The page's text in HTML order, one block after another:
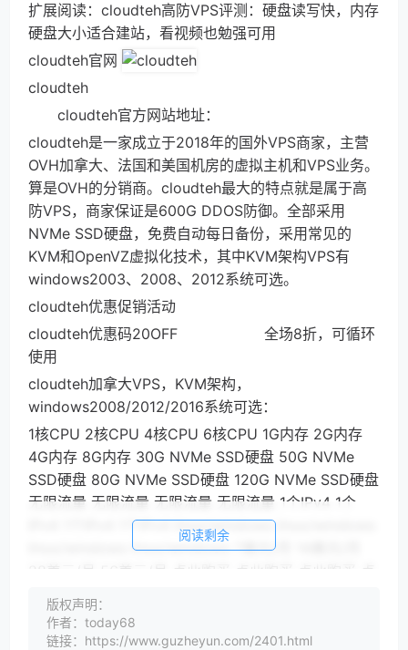
扩展阅读：cloudteh高防VPS评测：硬盘读写快，内存
硬盘大小适合建站，看视频也勉强可用
cloudteh官网
cloudteh
cloudteh官方网站地址：
cloudteh是一家成立于2018年的国外VPS商家，主营
OVH加拿大、法国和美国机房的虚拟主机和VPS业务。
算是OVH的分销商。cloudteh最大的特点就是属于高
防VPS，商家保证是600G DDOS防御。全部采用
NVMe SSD硬盘，免费自动每日备份，采用常见的
KVM和OpenVZ虚拟化技术，其中KVM架构VPS有
windows2003、2008、2012系统可选。
cloudteh优惠促销活动
cloudteh优惠码20OFF 全场8折，可循环
使用
cloudteh加拿大VPS，KVM架构，
windows2008/2012/2016系统可选：
1核CPU 2核CPU 4核CPU 6核CPU 1G内存 2G内存
4G内存 8G内存 30G NVMe SSD硬盘 50G NVMe
SSD硬盘 80G NVMe SSD硬盘 120G NVMe SSD硬盘
无限流量 无限流量 无限流量 无限流量 1个IPv4 1个
IPv4 1个IPv4 1个IPv4 linux/windows linux/windows
linux/windows linux/windows 7美元/月 14美元/月
28美元/月 56美元/月 点此购买 点此购买 点此购买 点
此购买
以上为使用8优惠码后的价格
阅读剩余
版权声明：
作者：today68
链接：https://www.guzheyun.com/2401.html